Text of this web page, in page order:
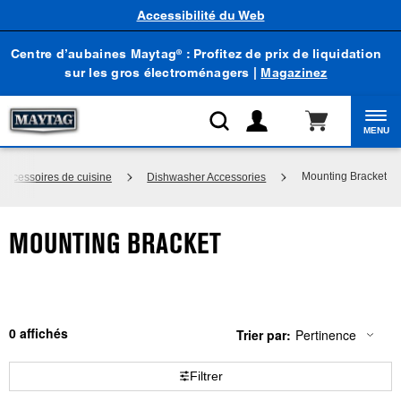
Centre d’aubaines Maytag® : Profitez de prix de liquidation
sur les gros électroménagers | Magazinez
Accessibilité du Web
MENU
Accessoires de cuisine Dishwasher Accessories Mounting Bracket
MOUNTING BRACKET
0
Content
Trier par:
Changing
Pertinence
Filtrer